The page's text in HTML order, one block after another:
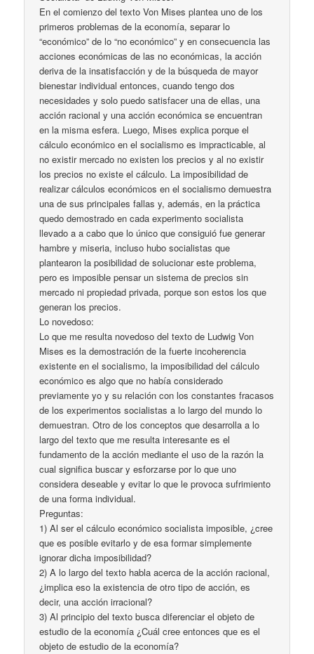
En el comienzo del texto Von Mises plantea uno de los
primeros problemas de la economía, separar lo
“económico” de lo “no económico” y en consecuencia las
acciones económicas de las no económicas, la acción
deriva de la insatisfacción y de la búsqueda de mayor
bienestar individual entonces, cuando tengo dos
necesidades y solo puedo satisfacer una de ellas, una
acción racional y una acción económica se encuentran
en la misma esfera. Luego, Mises explica porque el
cálculo económico en el socialismo es impracticable, al
no existir mercado no existen los precios y al no existir
los precios no existe el cálculo. La imposibilidad de
realizar cálculos económicos en el socialismo demuestra
una de sus principales fallas y, además, en la práctica
quedo demostrado en cada experimento socialista
llevado a a cabo que lo único que consiguió fue generar
hambre y miseria, incluso hubo socialistas que
plantearon la posibilidad de solucionar este problema,
pero es imposible pensar un sistema de precios sin
mercado ni propiedad privada, porque son estos los que
generan los precios.
Lo novedoso:
Lo que me resulta novedoso del texto de Ludwig Von
Mises es la demostración de la fuerte incoherencia
existente en el socialismo, la imposibilidad del cálculo
económico es algo que no había considerado
previamente yo y su relación con los constantes fracasos
de los experimentos socialistas a lo largo del mundo lo
demuestran. Otro de los conceptos que desarrolla a lo
largo del texto que me resulta interesante es el
fundamento de la acción mediante el uso de la razón la
cual significa buscar y esforzarse por lo que uno
considera deseable y evitar lo que le provoca sufrimiento
de una forma individual.
Preguntas:
1) Al ser el cálculo económico socialista imposible, ¿cree
que es posible evitarlo y de esa formar simplemente
ignorar dicha imposibilidad?
2) A lo largo del texto habla acerca de la acción racional,
¿implica eso la existencia de otro tipo de acción, es
decir, una acción irracional?
3) Al principio del texto busca diferenciar el objeto de
estudio de la economía ¿Cuál cree entonces que es el
objeto de estudio de la economía?